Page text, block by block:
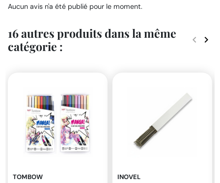
Aucun avis n'a été publié pour le moment.
16 autres produits dans la même
catégorie :
keyboard_arrow_left keyboard_arrow_right
TOMBOW INOVEL